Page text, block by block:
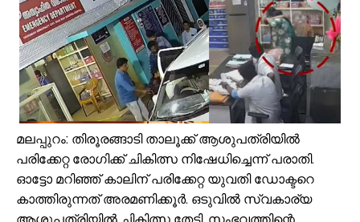
കരിപ്പൂർ വിമാന ദുരന്തത്തിന് ഇന്ന് 6 വയസ്സ്; വലിയ വിമാനങ്ങളുടെ
ജോലിസ്ഥലത്ത് വെള്ളപ്പൊക്കം; അസമിൽ മരിച്ച തിരൂരങ്ങാടി
പായലും ചെളിയും മൂടി റോഡുകൾ; പ്രളയാനന്തര ജാഗ്രതയിൽ
ക്ഷേമ പെൻഷൻ ഇനി വീടുകളിലെത്തില്ല; സഹകരണ സംഘങ്ങളെ
പാണക്കാട് എടയപ്പാലം മണ്ണിടിച്ചിൽ രക്ഷാപ്രവർത്തനം: മികച്ച
വേങ്ങരയിൽ പ്രളയബാധിത മേഖലകളിൽ എലിപ്പനി പ്രതിരോധ
ഭിന്നശേഷി സമഗ്ര വിവരശേഖരണം: വേങ്ങരയിൽ ‘സഹജീവനം’
പൈതൃക യാത്രയോടെ വേങ്ങര മേഖല എസ്.ജെ.എം മുഅല്ലിം
പൂക്കളും പച്ചക്കറിയും മാത്രമല്ല; വിപണിയെ വിസ്മയിപ്പിച്ച് വേങ്ങര
വേങ്ങരയിൽ എസ്.ജെ.എം മേഖല മുഅല്ലിം സമ്മേളനവും അവാർഡ്
മലപ്പുറം: തിരൂരങ്ങാടി താലൂക്ക് ആശുപത്രിയിൽ
പരിക്കേറ്റ രോഗിക്ക് ചികിത്സ നിഷേധിച്ചെന്ന് പരാതി.
ഓട്ടോ മറിഞ്ഞ് കാലിന് പരിക്കേറ്റ യുവതി ഡോക്ടറെ
കാത്തിരുന്നത് അരമണിക്കൂർ. ഒടുവിൽ സ്വകാര്യ